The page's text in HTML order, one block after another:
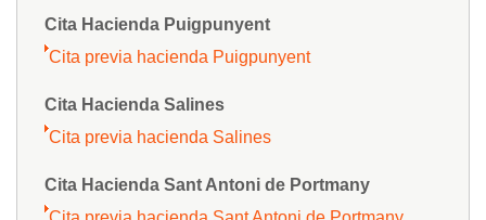
Cita Hacienda Puigpunyent
Cita previa hacienda Puigpunyent
Cita Hacienda Salines
Cita previa hacienda Salines
Cita Hacienda Sant Antoni de Portmany